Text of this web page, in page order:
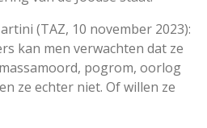
(TAZ, 10 november 2023):
kan men verwachten dat ze
pogrom, oorlog
ze echter niet. Of willen ze